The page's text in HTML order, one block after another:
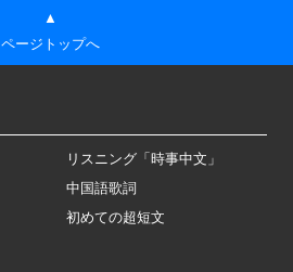
▲
ページトップへ
リスニング「時事中文」
中国語歌詞
初めての超短文